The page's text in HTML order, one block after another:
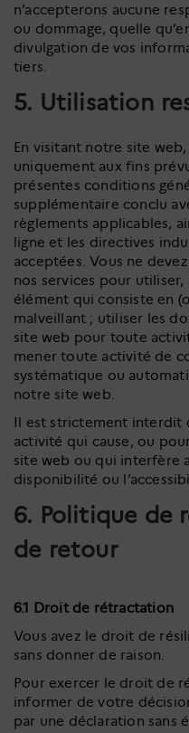
n’accepterons aucune
ou dommage, quelle
divulgation de vos
tiers.
5. Utilisation
En visitant notre site
uniquement aux fins
présentes conditions
supplémentaire conclu
règlements applicables,
ligne et les directives
acceptées. Vous ne
nos services pour
élément qui consiste en
malveillant ; utiliser les
site web pour toute
mener toute activité de
systématique ou
notre site web.
Il est strictement interdit
activité qui cause, ou
site web ou qui interfère
disponibilité ou
6. Politique de
de retour
6.1 Droit de rétractation
Vous avez le droit de
sans donner de raison.
Pour exercer le droit de
informer de votre
par une déclaration sans